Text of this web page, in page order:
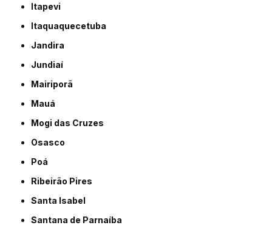
Itapevi
Itaquaquecetuba
Jandira
Jundiaí
Mairiporã
Mauá
Mogi das Cruzes
Osasco
Poá
Ribeirão Pires
Santa Isabel
Santana de Parnaíba